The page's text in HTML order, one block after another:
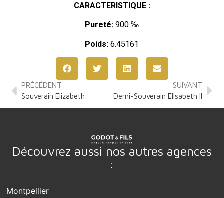
CARACTERISTIQUE :
Pureté: 900 ‰
Poids: 6.45161
PRÉCÉDENT
Souverain Elizabeth
SUIVANT
Demi-Souverain Elisabeth II
Découvrez aussi nos autres agences
:
Montpellier